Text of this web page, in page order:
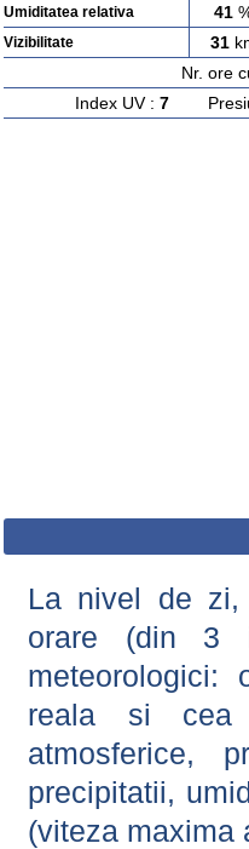
Umiditatea relativa 41
Vizibilitate 31
Nr. ore
Index UV : 7
La nivel de zi,
orare (din 3
meteorologici:
reala si cea
atmosferice,
precipitatii,
(viteza maxima